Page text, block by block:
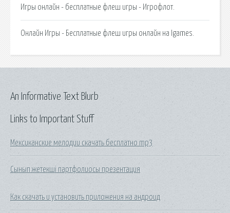
Игры онлайн - бесплатные флеш игры - Игрофлот.
Онлайн Игры - Бесплатные флеш игры онлайн на Igames.
Links to Important Stuff
Мексиканские мелодии скачать бесплатно mp3
Сынып жетекші партфолиосы презентация
Как скачать и установить приложения на андроид
An Informative Text Blurb